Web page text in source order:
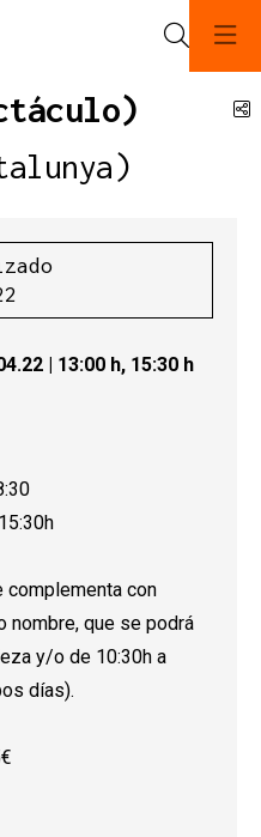
| 13:00 h, 15:30 h
complementa con
nombre, que se podrá
y/o de 10:30h a
días).